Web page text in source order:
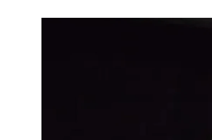
e
t
t
k
i